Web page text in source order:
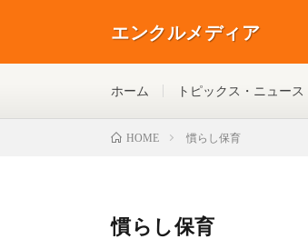
エンクルメディア
ホーム トピックス・ニュース
HOME 慣らし保育
慣らし保育